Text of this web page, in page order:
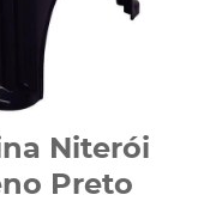
Niterói
Preto